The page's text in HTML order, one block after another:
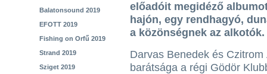
Balatonsound 2019
EFOTT 2019
Fishing on Orfű 2019
Strand 2019
Sziget 2019
előadóit megidéző
hajón, egy rendhagyó,
a közönségnek az alkotók.
Darvas Benedek és Czitrom
barátsága a régi Gödör